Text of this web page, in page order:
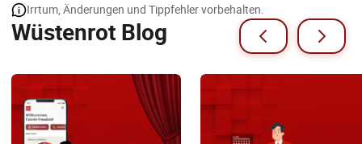
Irrtum, Änderungen und Tippfehler vorbehalten.
Wüstenrot Blog